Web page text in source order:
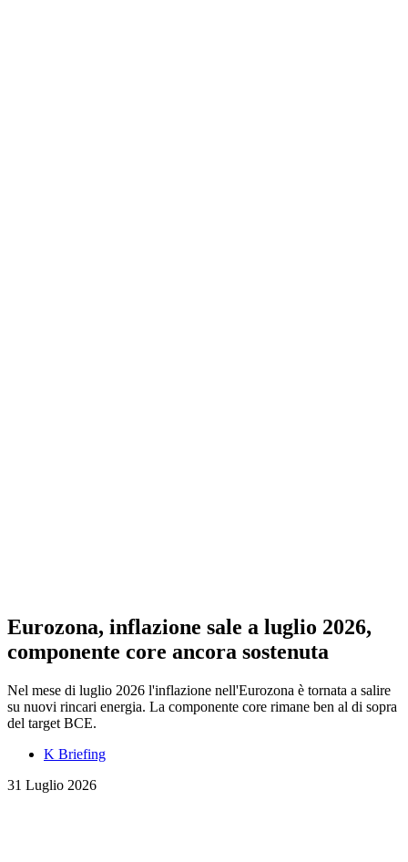
Eurozona, inflazione sale a luglio 2026,
componente core ancora sostenuta
Nel mese di luglio 2026 l'inflazione nell'Eurozona è tornata a salire
su nuovi rincari energia. La componente core rimane ben al di sopra
del target BCE.
K Briefing
31 Luglio 2026